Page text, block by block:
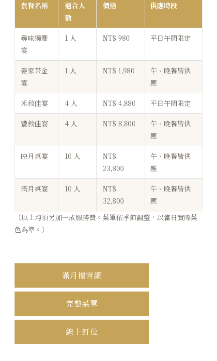
套餐名稱
適合人
數
價格 供應時段
尋味獨饗
宴
1 人 NT$ 980 平日午間限定
姜家茶金
宴
1 人 NT$ 1,980
午、晚餐皆供
應
禾敘佳宴 4 人 NT$ 4,880 平日午間限定
豐敘佳宴 4 人 NT$ 8,800
午、晚餐皆供
應
映月桌宴 10 人
NT$
23,800
午、晚餐皆供
應
滿月桌宴 10 人
NT$
32,800
午、晚餐皆供
應
（以上均須另加一成服務費。菜單依季節調整，以當日實際菜
色為準。）
滿月樓官網
完整菜單
線上訂位